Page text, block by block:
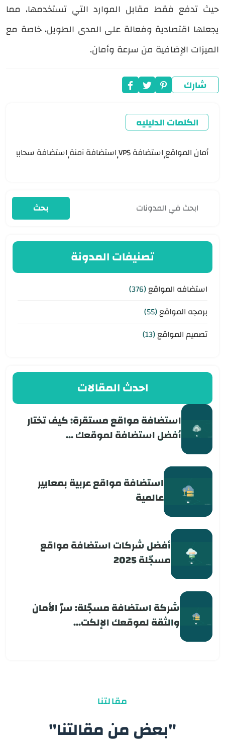
حيث تدفع فقط مقابل الموارد التي تستخدمها، مما
يجعلها اقتصادية وفعالة على المدى الطويل، خاصة مع
الميزات الإضافية من سرعة وأمان.
شارك
الكلمات الدليليه
أمان المواقع,استضافة VPS ,استضافة آمنة,استضافة سحابية
بحث
تصنيفات المدونة
استضافه المواقع(376)
برمجه المواقع(55)
تصميم المواقع(13)
احدث المقالات
استضافة مواقع مستقرة: كيف تختار
أفضل استضافة لموقعك ...
استضافة مواقع عربية بمعايير
عالمية
أفضل شركات استضافة مواقع
مسجّلة 2025
شركة استضافة مسجّلة: سرّ الأمان
والثقة لموقعك الإلكت...
مقالتنا
"بعض من مقالتنا"